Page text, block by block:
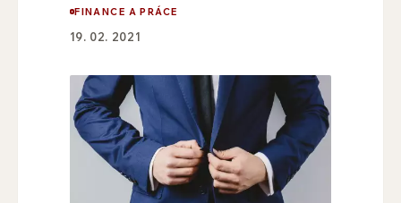
FINANCE A PRÁCE
19. 02. 2021